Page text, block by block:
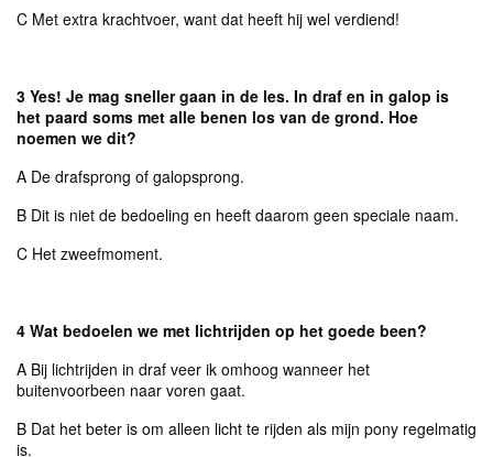
C Met extra krachtvoer, want dat heeft hij wel verdiend!
3 Yes! Je mag sneller gaan in de les. In draf en in galop is
het paard soms met alle benen los van de grond. Hoe
noemen we dit?
A De drafsprong of galopsprong.
B Dit is niet de bedoeling en heeft daarom geen speciale naam.
C Het zweefmoment.
4 Wat bedoelen we met lichtrijden op het goede been?
A Bij lichtrijden in draf veer ik omhoog wanneer het
buitenvoorbeen naar voren gaat.
B Dat het beter is om alleen licht te rijden als mijn pony regelmatig
is.